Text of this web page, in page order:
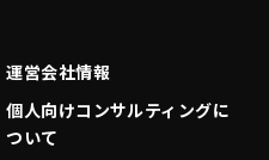
運営会社情報
個人向けコンサルティングに
ついて